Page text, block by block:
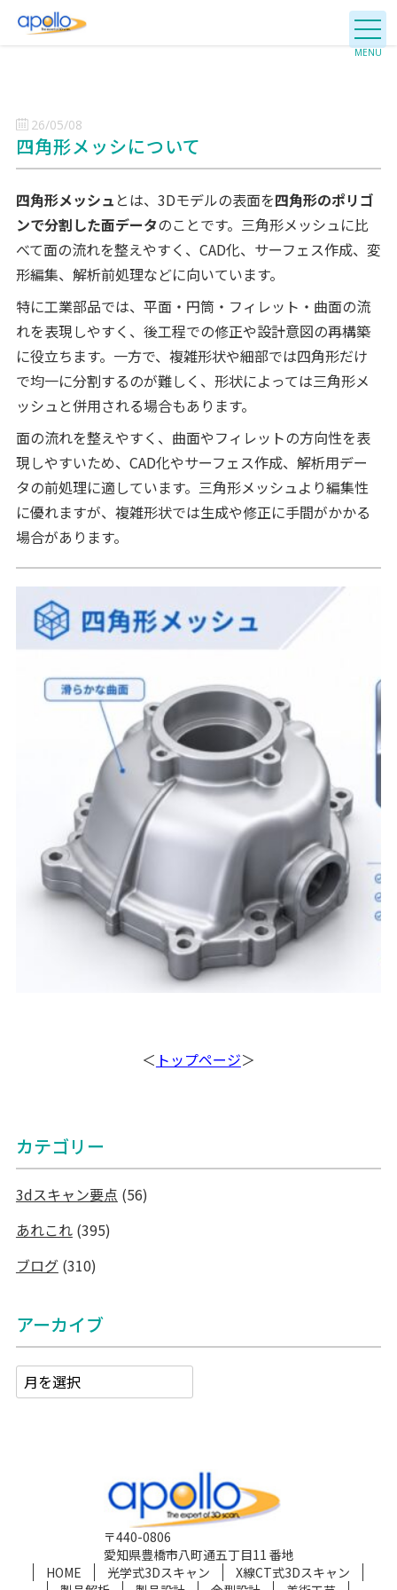
26/05/08
四角形メッシについて
四角形メッシュ とは、3Dモデルの表面を四角形のポリゴ
ンで分割した面データのことです。三角形メッシュに比
べて面の流れを整えやすく、CAD化、サーフェス作成、変
形編集、解析前処理などに向いています。
特に工業部品では、平面・円筒・フィレット・曲面の流
れを表現しやすく、後工程での修正や設計意図の再構築
に役立ちます。一方で、複雑形状や細部では四角形だけ
で均一に分割するのが難しく、形状によっては三角形メ
ッシュと併用される場合もあります。
面の流れを整えやすく、曲面やフィレットの方向性を表
現しやすいため、CAD化やサーフェス作成、解析用デー
タの前処理に適しています。三角形メッシュより編集性
に優れますが、複雑形状では生成や修正に手間がかかる
場合があります。
＜ トップページ＞
カテゴリー
3dスキャン要点 (56)
あれこれ(395)
ブログ(310)
アーカイブ
〒440-0806
愛知県豊橋市八町通五丁目11 番地
HOME
光学式3Dスキャン
X線CT式3Dスキャン